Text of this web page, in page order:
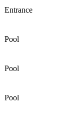
Entrance
Pool
Pool
Pool